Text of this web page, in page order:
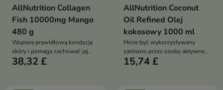
AllNutrition Collagen
Fish 10000mg Mango
480 g
Wspiera prawidłową kondycję
skóry i pomaga zachować jej
elastyczność.
38,32 £
AllNutrition Coconut
Oil Refined Olej
kokosowy 1000 ml
Może być wykorzystywany
zarówno przez osoby aktywne
fizycznie, jak i wszystkich, którzy
15,74 £